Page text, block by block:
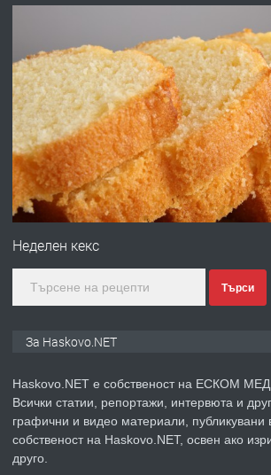
АПАРТАМЕНТ В
ПРЕДЛАГА Давам гараж под
ПРЕДЛАГА
№4120 Магазин/
ПРЕДЛАГА
Продавам парцел в
Неделен кекс
Търси
За Haskovo.NET
Haskovo.NET е собственост на ЕСКОМ
Всички статии, репортажи, интервюта и
графични и видео материали, публикувани
собственост на Haskovo.NET, освен ако
друго.